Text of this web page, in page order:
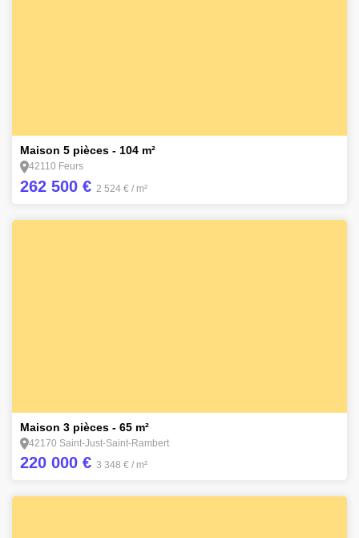
Maison 5 pièces - 104 m²
42110 Feurs
262 500 € 2 524 € / m²
Maison 3 pièces - 65 m²
42170 Saint-Just-Saint-Rambert
220 000 € 3 348 € / m²